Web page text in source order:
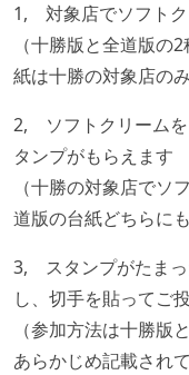
1, 対象店でソフトク
（十勝版と全道版の
紙は十勝の対象店の
2, ソフトクリームを
タンプがもらえます
（十勝の対象店でソ
道版の台紙どちらに
3, スタンプがたまっ
し、切手を貼ってご
（参加方法は十勝版
あらかじめ記載され